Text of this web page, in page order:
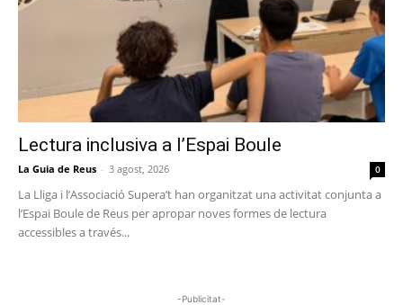
Lectura inclusiva a l’Espai Boule
La Guia de Reus - 3 agost, 2026 0
La Lliga i l’Associació Supera’t han organitzat una activitat conjunta a
l’Espai Boule de Reus per apropar noves formes de lectura
accessibles a través...
-Publicitat-